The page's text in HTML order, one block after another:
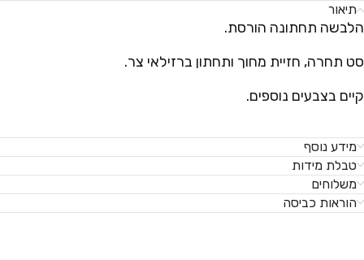
תיאור
הלבשה תחתונה הורסת.
סט תחרה, חזיית מחוך ותחתון ברזילאי צר.
קיים בצבעים נוספים.
מידע נוסף
טבלת מידות
משלוחים
הוראות כביסה